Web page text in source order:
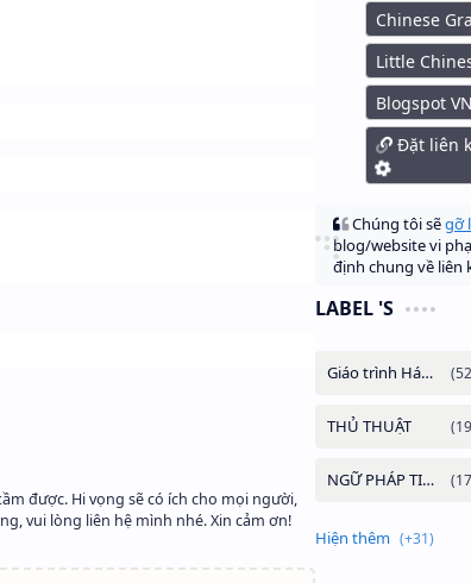
được. Hi vọng sẽ có ích cho mọi người,
vui lòng liên hệ mình nhé. Xin cảm ơn!
Chinese
Little
Blogspot VN
Đặt liên
Chúng tôi sẽgỡ
blog/website vi
định chung về liên
LABEL 'S